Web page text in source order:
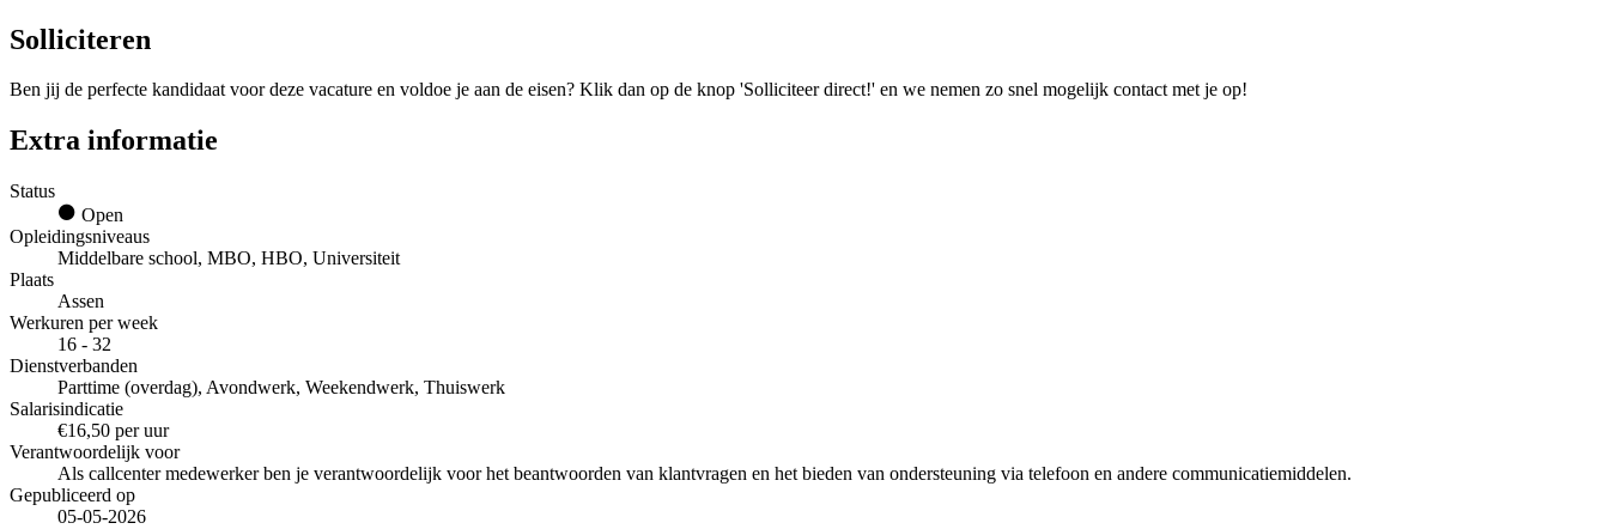
Solliciteren
Ben jij de perfecte kandidaat voor deze vacature en voldoe je aan de eisen? Klik dan op de knop 'Solliciteer direct!' en we nemen zo snel mogelijk contact met je op!
Extra informatie
Status
Open
Opleidingsniveaus
Middelbare school, MBO, HBO, Universiteit
Plaats
Assen
Werkuren per week
16 - 32
Dienstverbanden
Parttime (overdag), Avondwerk, Weekendwerk, Thuiswerk
Salarisindicatie
€16,50 per uur
Verantwoordelijk voor
Als callcenter medewerker ben je verantwoordelijk voor het beantwoorden van klantvragen en het bieden van ondersteuning via telefoon en andere communicatiemiddelen.
Gepubliceerd op
05-05-2026